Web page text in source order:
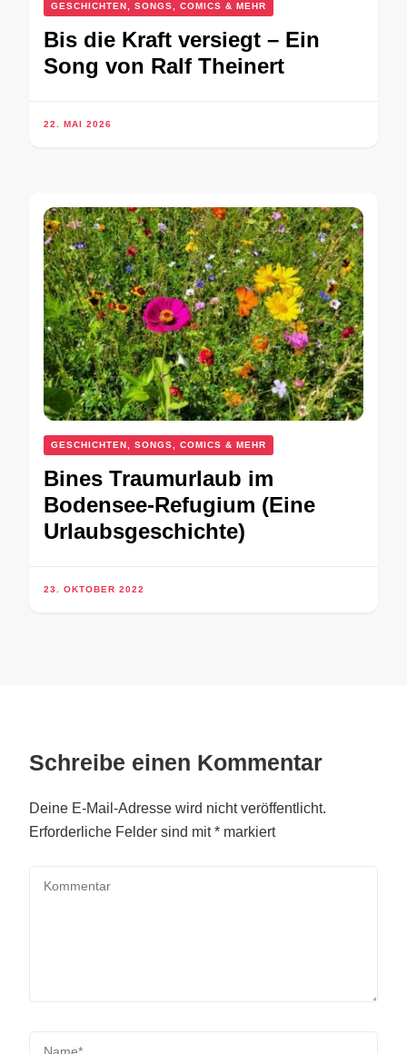
GESCHICHTEN, SONGS, COMICS & MEHR
Bis die Kraft versiegt – Ein
Song von Ralf Theinert
22. MAI 2026
GESCHICHTEN, SONGS, COMICS & MEHR
Bines Traumurlaub im
Bodensee-Refugium (Eine
Urlaubsgeschichte)
23. OKTOBER 2022
Schreibe einen Kommentar
Deine E-Mail-Adresse wird nicht veröffentlicht.
Erforderliche Felder sind mit* markiert